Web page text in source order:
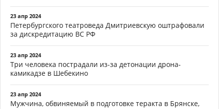
23 апр 2024
Петербургского театроведа Дмитриевскую оштрафовали
за дискредитацию ВС РФ
23 апр 2024
Три человека пострадали из-за детонации дрона-
камикадзе в Шебекино
23 апр 2024
Мужчина, обвиняемый в подготовке теракта в Брянске,